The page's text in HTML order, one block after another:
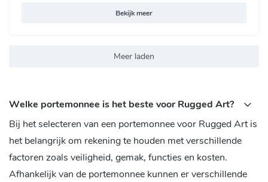
Bekijk meer
Meer laden
Welke portemonnee is het beste voor Rugged Art?
Bij het selecteren van een portemonnee voor Rugged Art is
het belangrijk om rekening te houden met verschillende
factoren zoals veiligheid, gemak, functies en kosten.
Afhankelijk van de portemonnee kunnen er verschillende